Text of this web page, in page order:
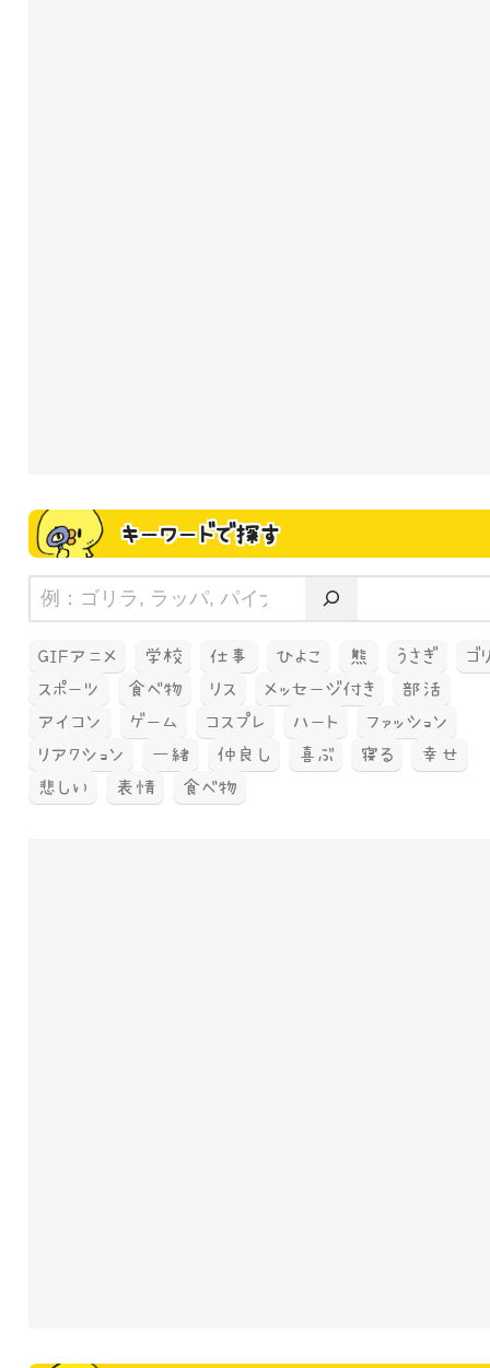
キーワードで探す
GIFアニメ 学校 仕事 ひよこ 熊 うさぎ
ゴ
スポーツ
食べ物 リス メッセージ付き
部活
アイコン
ゲーム コスプレ ハート
ファッション
リアクション
一緒 仲良し 喜ぶ 寝る
幸せ
悲しい
表情 食べ物